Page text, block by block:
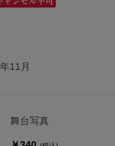
11月
舞台写真